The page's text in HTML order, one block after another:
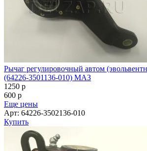
Рычаг регулировочный автом
(64226-3501136-010) МАЗ
1250 p
600 p
Еще цены
Арт: 64226-3502136-010
Купить